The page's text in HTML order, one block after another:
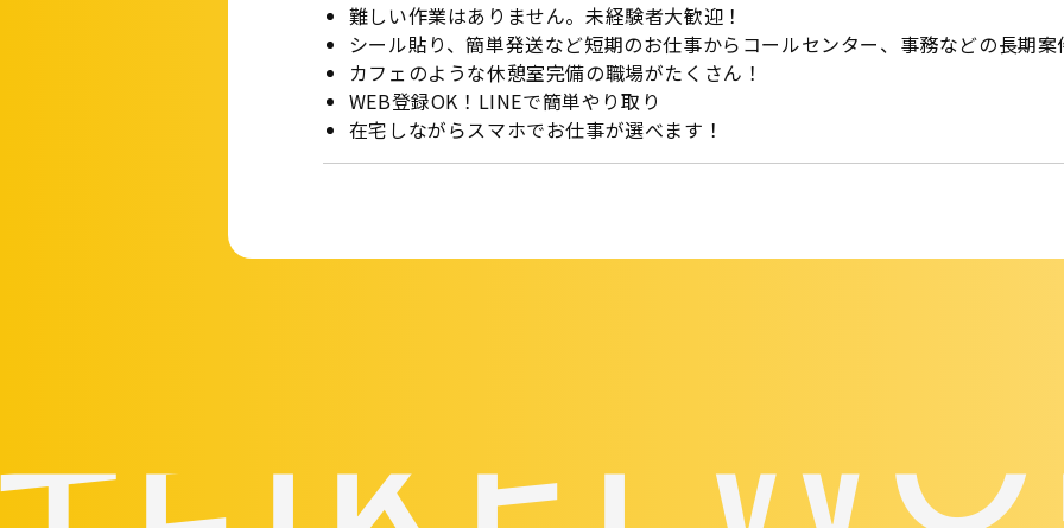
難しい作業はありません。未経験者大歓迎！
シール貼り、簡単発送など短期のお仕事からコールセンター、事務などの長期
カフェのような休憩室完備の職場がたくさん！
WEB登録OK！LINEで簡単やり取り
在宅しながらスマホでお仕事が選べます！